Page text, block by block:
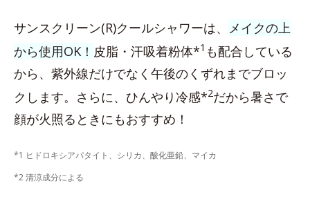
サンスクリーン(R)クールシャワーは、 メイクの上
から使用OK！ 皮脂・汗吸着粉体*1 も配合している
から、紫外線だけでなく午後のくずれまでブロッ
クします。さらに、ひんやり冷感*2だから暑さで
顔が火照るときにもおすすめ！
*1 ヒドロキシアパタイト、シリカ、酸化亜鉛、マイカ
*2 清涼成分による